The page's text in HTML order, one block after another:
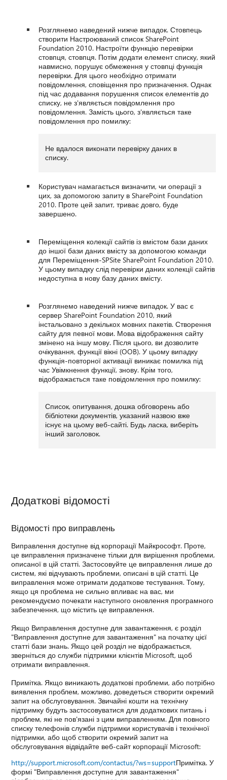
Розглянемо наведений нижче випадок. Стовпець
створити Настроюваний список SharePoint
Foundation 2010. Настроїти функцію перевірки
стовпця, стовпця. Потім додати елемент списку, який
навмисно, порушує обмеження у стовпці функція
перевірки. Для цього необхідно отримати
повідомлення, сповіщення про призначення. Однак
під час додавання порушення список елементів до
списку, не з'являється повідомлення про
повідомлення. Замість цього, з'являється таке
повідомлення про помилку:
Не вдалося виконати перевірку даних в
списку.
Користувач намагається визначити, чи операції з
цих, за допомогою запиту в SharePoint Foundation
2010. Проте цей запит, триває довго, буде
завершено.
Переміщення колекції сайтів із вмістом бази даних
до іншої бази даних вмісту за допомогою команди
для Переміщення-SPSite SharePoint Foundation 2010.
У цьому випадку слід перевірки даних колекції сайтів
недоступна в нову базу даних вмісту.
Розглянемо наведений нижче випадок. У вас є
сервер SharePoint Foundation 2010, який
інстальовано з декількох мовних пакетів. Створення
сайту для певної мови. Мова відображення сайту
змінено на іншу мову. Після цього, ви дозволите
очікування, функції вікні (OOB). У цьому випадку
функція-повторної активації виникає помилка під
час Увімкнення функції, знову. Крім того,
відображається таке повідомлення про помилку:
Список, опитування, дошка обговорень або
бібліотеки документів, указаний назвою вже
існує на цьому веб-сайті. Будь ласка, виберіть
інший заголовок.
Додаткові відомості
Відомості про виправлень
Виправлення доступне від корпорації Майкрософт. Проте,
це виправлення призначене тільки для вирішення проблеми,
описаної в цій статті. Застосовуйте це виправлення лише до
систем, які відчувають проблеми, описані в цій статті. Це
виправлення може отримати додаткове тестування. Тому,
якщо ця проблема не сильно впливає на вас, ми
рекомендуємо почекати наступного оновлення програмного
забезпечення, що містить це виправлення.
Якщо Виправлення доступне для завантаження, є розділ
"Виправлення доступне для завантаження" на початку цієї
статті бази знань. Якщо цей розділ не відображається,
зверніться до служби підтримки клієнтів Microsoft, щоб
отримати виправлення.
Примітка. Якщо виникають додаткові проблеми, або потрібно
виявлення проблем, можливо, доведеться створити окремий
запит на обслуговування. Звичайні кошти на технічну
підтримку будуть застосовуватися для додаткових питань і
проблем, які не пов'язані з цим виправленням. Для повного
списку телефонів служби підтримки користувачів і технічної
підтримки, або щоб створити окремий запит на
обслуговування відвідайте веб-сайт корпорації Microsoft:
http://support.microsoft.com/contactus/?ws=supportПримітка. У
формі "Виправлення доступне для завантаження"